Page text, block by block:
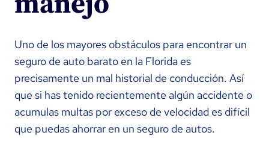
Uno de los mayores obstáculos para encontrar un
seguro de auto barato en la Florida es
precisamente un mal historial de conducción. Así
que si has tenido recientemente algún accidente o
acumulas multas por exceso de velocidad es difícil
que puedas ahorrar en un seguro de autos.